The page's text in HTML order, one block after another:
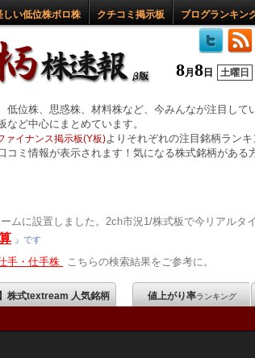
しい低位株ボロ株 クチコミ掲示板 ブログランキン
8月 8 日 土曜日
低位株、思惑株、材料株など、今みんなが注目して
ど中心にまとめています。
ァイナンス掲示板(Y板)よりそれぞれの注目銘柄ラン
ミ情報が表示されます！気になる株式銘柄がある
ムに設置しました。2ch市況1/株式板で今リアルタ
』です
手・仕手株 こちらの検索結果をご参考に。
】株式textream 人気銘柄 値上がり率ランキング